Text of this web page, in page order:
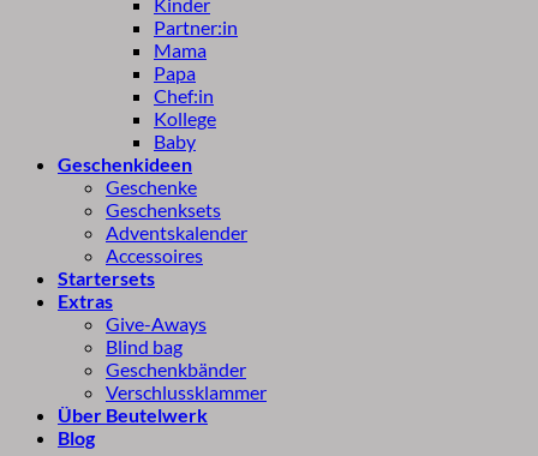
Partner:in
Mama
Papa
Chef:in
Kollege
Baby
Geschenkideen
Geschenke
Geschenksets
Adventskalender
Accessoires
Startersets
Extras
Give-Aways
Blind bag
Geschenkbänder
Verschlussklammer
Über Beutelwerk
Blog